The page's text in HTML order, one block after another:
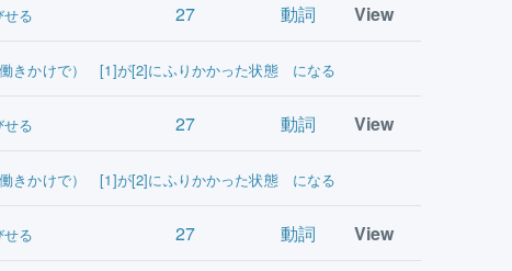
る 27 動詞 View
働きかけで） [1]が[2]にふりかかった状態 になる
る 27 動詞 View
働きかけで） [1]が[2]にふりかかった状態 になる
る 27 動詞 View